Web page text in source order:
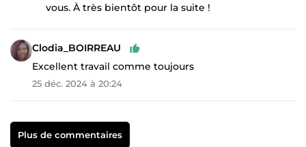
vous. À très bientôt pour la suite !
Clodia_BOIRREAU
Excellent travail comme toujours
25 déc. 2024 à 20:24
Plus de commentaires